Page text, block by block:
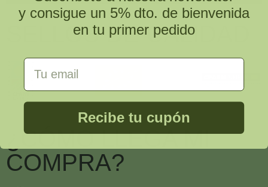
SELLOS DE CALIDAD
¿CÓMO LLEGA MI
COMPRA?
y consigue un 5% dto. de bienvenida
en tu primer pedido
Email Address
Recibe tu cupón